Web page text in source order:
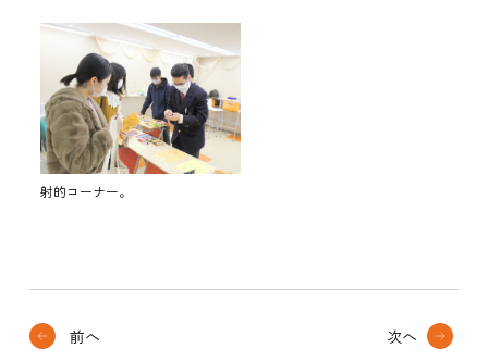
射的コーナー。
前へ 次へ